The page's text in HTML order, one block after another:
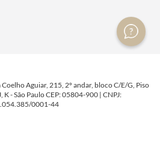
Aguiar, 215, 2º andar, bloco C/E/G, Piso
K - São Paulo CEP: 05804-900 | CNPJ:
0001-44